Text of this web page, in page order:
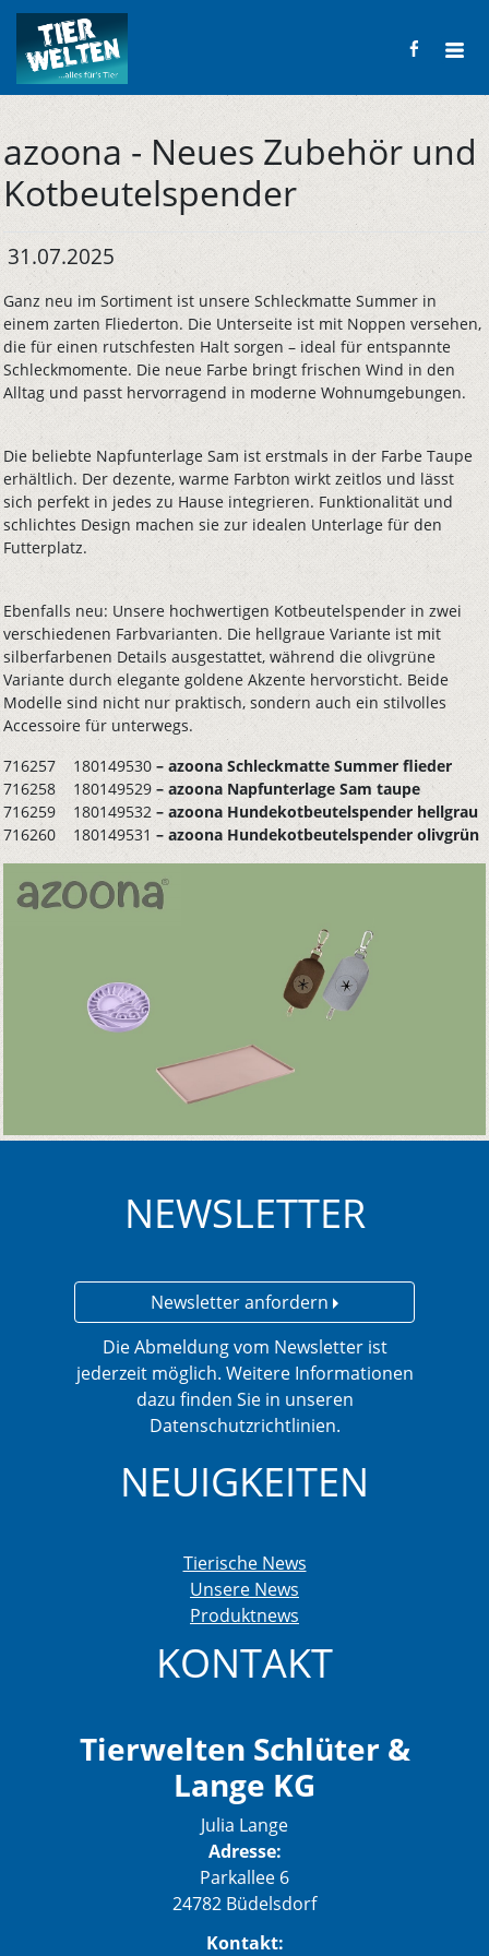
azoona - Neues Zubehör und
Kotbeutelspender
31.07.2025
Ganz neu im Sortiment ist unsere Schleckmatte Summer in
einem zarten Fliederton. Die Unterseite ist mit Noppen versehen,
die für einen rutschfesten Halt sorgen – ideal für entspannte
Schleckmomente. Die neue Farbe bringt frischen Wind in den
Alltag und passt hervorragend in moderne Wohnumgebungen.
Die beliebte Napfunterlage Sam ist erstmals in der Farbe Taupe
erhältlich. Der dezente, warme Farbton wirkt zeitlos und lässt
sich perfekt in jedes zu Hause integrieren. Funktionalität und
schlichtes Design machen sie zur idealen Unterlage für den
Futterplatz.
Ebenfalls neu: Unsere hochwertigen Kotbeutelspender in zwei
verschiedenen Farbvarianten. Die hellgraue Variante ist mit
silberfarbenen Details ausgestattet, während die olivgrüne
Variante durch elegante goldene Akzente hervorsticht. Beide
Modelle sind nicht nur praktisch, sondern auch ein stilvolles
Accessoire für unterwegs.
716257 180149530 – azoona Schleckmatte Summer flieder
716258 180149529 – azoona Napfunterlage Sam taupe
716259 180149532 – azoona Hundekotbeutelspender hellgrau
716260 180149531 – azoona Hundekotbeutelspender olivgrün
NEWSLETTER
Newsletter anfordern
Die Abmeldung vom Newsletter ist
jederzeit möglich. Weitere Informationen
dazu finden Sie in unseren
Datenschutzrichtlinien.
NEUIGKEITEN
Tierische News
Unsere News
Produktnews
KONTAKT
Tierwelten Schlüter &
Lange KG
Julia Lange
Adresse:
Parkallee 6
24782 Büdelsdorf
Kontakt: